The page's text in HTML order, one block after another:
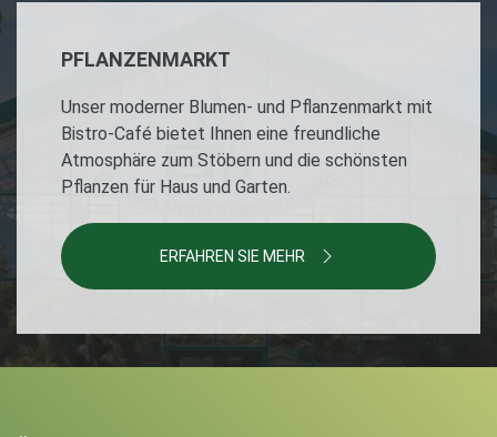
PFLANZENMARKT
Unser moderner Blumen- und Pflanzenmarkt mit
Bistro-Café bietet Ihnen eine freundliche
Atmosphäre zum Stöbern und die schönsten
Pflanzen für Haus und Garten.
ERFAHREN SIE MEHR